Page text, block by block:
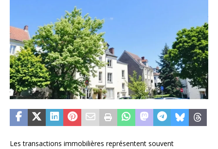
Les transactions immobilières représentent souvent